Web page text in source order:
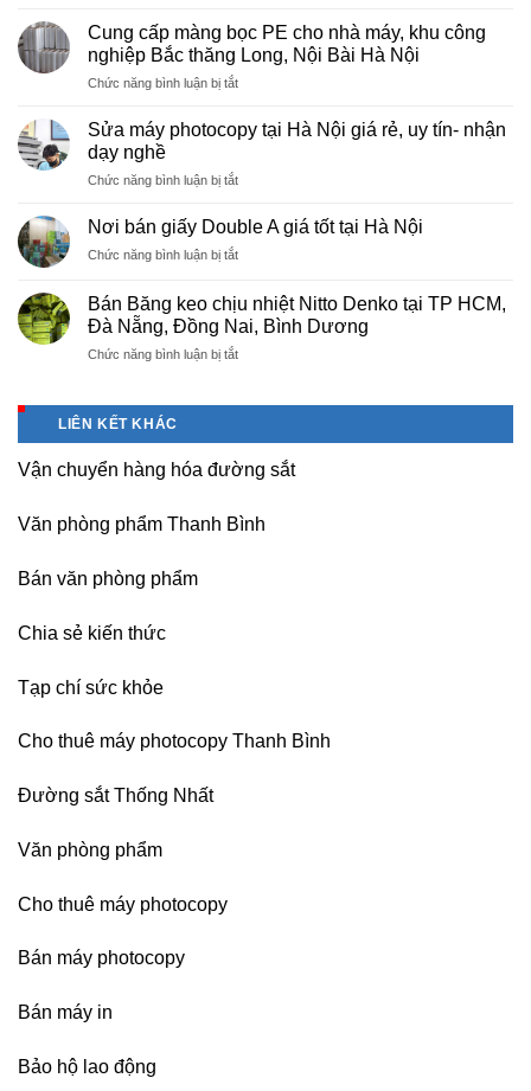
photocopy
tại
Việt
Phú
Thọ
Cung cấp màng bọc PE cho nhà máy, khu công
nghiệp Bắc thăng Long, Nội Bài Hà Nội
Chức năng bình luận bị tắtở
màng
PE
nhà
khu
nghiệp
Bắc
Bài
Nội
Sửa máy photocopy tại Hà Nội giá rẻ, uy tín- nhận
dạy nghề
Chức năng bình luận bị tắtở
máy
photocopy
tại
Nội
giá
uy
nghề
Nơi bán giấy Double A giá tốt tại Hà Nội
Chức năng bình luận bị tắtở
giấy
Double
A
Bán Băng keo chịu nhiệt Nitto Denko tại TP HCM,
Đà Nẵng, Đồng Nai, Bình Dương
Chức năng bình luận bị tắtở
Nitto
tại
TP
LIÊN KẾT KHÁC
Vận chuyển hàng hóa đường sắt
Văn phòng phẩm Thanh Bình
Bán văn phòng phẩm
Chia sẻ kiến thức
Tạp chí sức khỏe
Cho thuê máy photocopy Thanh Bình
Đường sắt Thống Nhất
Văn phòng phẩm
Cho thuê máy photocopy
Bán máy photocopy
Bán máy in
Bảo hộ lao động